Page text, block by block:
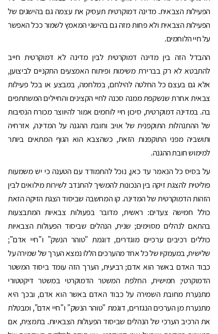
הפעילות הצבאית. מדינה דמוקרטית תעסיק את עצמה גם בהישגים של
הפעילות הצבאית ולא פחות מזה גם בהישגי המאמץ לשמור ככל האפשר
על חיי הלוחמים.
ההבדל הזה בין מדינה דמוקרטית לבין מדינה לא דמוקרטית חייב
להתבטא לא רק בברירת משימות ופיתוח האמצעים התקניים לביצוען,
אלא גם בעצם כל החלטה להילחם, במלחמה, במבצע או בכל פעילות
צבאית אחרת שנשקפת ממנה סכנה לחיי הקצינים והחיילים המשתתפים
בה. במדינה דמוקרטית, סיכון חיי לוחמים אמור להיווצר מכורח הנסיבות
של ההתנהלות התוקפנית של אויב וחובת ההגנה על המדינה, אזרחיה
ותושביה מפני התוקפנות הזאת, כשהצבא הוא הגוף המתאים ביותר
למימוש חובת ההגנה.
על בסיס כל הנאמר עד כאן, נוכל להתמודד עם הטענה כי יש משמעות
פוליטית להצגת זיקה בין הנכונות להמשיך להתנדב לשירות מילואים לבין
הזהות הדמוקרטית של המדינה. קו המחשבה שביסוד הצגת הזיקה הזאת
כולל חמישה צעדים: ראשית, מדובר בפעולות צבאיות המתבצעות
בהתאם לנהלים מסוימים; שנית, הנהלים שביסוד הפעולות הצבאיות
כוללים רכיבים ערכיים מוגדרים, דוגמת "טוהר הנשק" ו"חיי אדם";
שלישית, במעמקיו של כל אחד מהערכים הללו נמצא הערך של שמירה על
כבוד האדם באשר הוא אדם; רביעית, הערך הזה עומד ביסוד המשטר
הדמוקרטי; חמישית, החלפת המשטר הדמוקרטי במשטר דיקטטורי
מתנערת מחובת השמירה על כבוד האדם באשר הוא אדם, ובכך היא
מתנערת מן הערכים הנגזרים, דוגמת "טוהר הנשק" ו"חיי אדם", ומבטלת
את הרכיב הערכי של הנהלים שביסוד הפעולות הצבאיות. בתמצית, אם